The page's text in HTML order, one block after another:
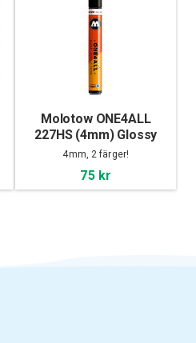
Molotow ONE4ALL
227HS (4mm) Glossy
4mm, 2 färger!
75 kr